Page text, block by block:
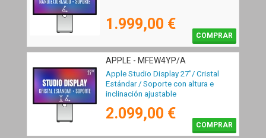
1.999,00 €
COMPRAR
APPLE - MFEW4YP/A
Apple Studio Display 27"/ Cristal
Estándar / Soporte con altura e
inclinación ajustable
2.099,00 €
COMPRAR